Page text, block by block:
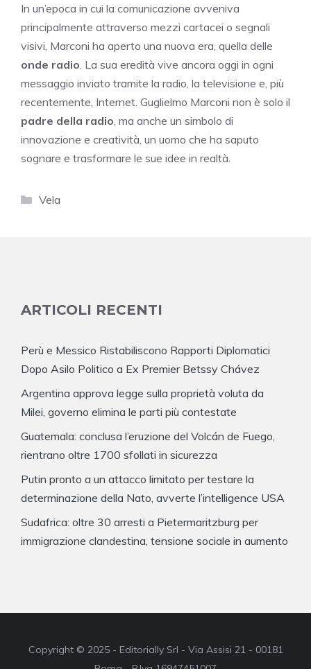
In un’epoca in cui la comunicazione avveniva
principalmente attraverso mezzi cartacei o segnali
visivi, Marconi ha aperto una nuova era, quella delle
onde radio . La sua eredità vive ancora oggi in ogni
messaggio inviato tramite la radio, la televisione e, più
recentemente, Internet. Guglielmo Marconi non è solo il
padre della radio , ma anche un simbolo di
innovazione e creatività, un uomo che ha saputo
sognare e trasformare le sue idee in realtà.
Categorie
Vela
ARTICOLI RECENTI
Perù e Messico Ristabiliscono Rapporti Diplomatici
Dopo Asilo Politico a Ex Premier Betssy Chávez
Argentina approva legge sulla proprietà voluta da
Milei, governo elimina le parti più contestate
Guatemala: conclusa l’eruzione del Volcán de Fuego,
rientrano oltre 1700 sfollati in sicurezza
Putin pronto a un attacco limitato per testare la
determinazione della Nato, avverte l’intelligence USA
Sudafrica: oltre 30 arresti a Pietermaritzburg per
immigrazione clandestina, tensione sociale in aumento
Copyright © 2025 - Editorially Srl - Via Assisi 21 - 00181